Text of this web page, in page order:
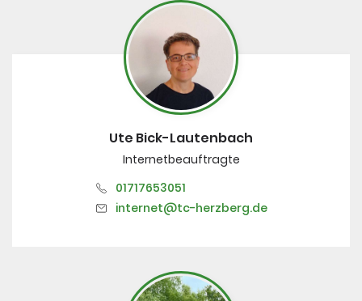
Ute Bick-Lautenbach
Internetbeauftragte
01717653051
internet@tc-herzberg.de